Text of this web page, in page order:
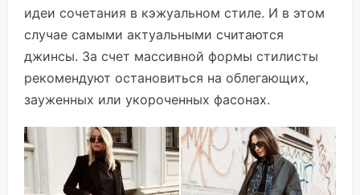
идеи сочетания в кэжуальном стиле. И в этом
случае самыми актуальными считаются
джинсы. За счет массивной формы стилисты
рекомендуют остановиться на облегающих,
зауженных или укороченных фасонах.